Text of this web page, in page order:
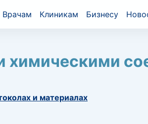
Врачам Клиникам Бизнесу
химическими
и материалах